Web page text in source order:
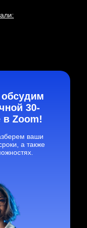
30-
в Zoom!
ваши
а также